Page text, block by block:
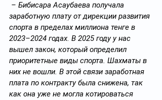
– Бибисара Асаубаева получала
заработную плату от дирекции развития
спорта в пределах миллиона тенге в
2023–2024 годах. В 2025 году у нас
вышел закон, который определил
приоритетные виды спорта. Шахматы в
них не вошли. В этой связи заработная
плата по контракту была снижена, так
как она уже не могла котироваться